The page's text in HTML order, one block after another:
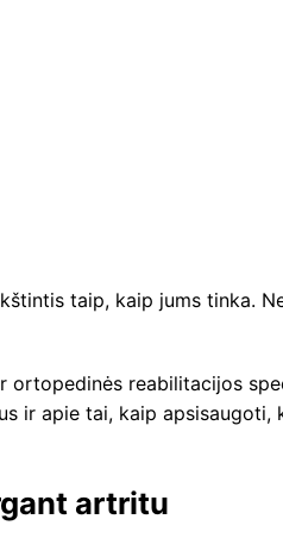
taip, kaip jums tinka.
ortopedinės reabilitacijos
ir apie tai, kaip apsisaugoti,
artritu